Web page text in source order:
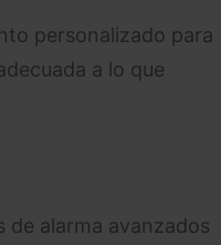
personalizado para
a lo que
de alarma avanzados